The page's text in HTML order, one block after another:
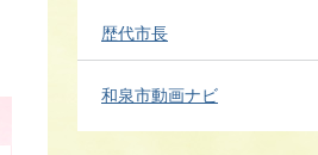
歴代市長
和泉市動画ナビ